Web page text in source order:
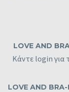
LOVE AND
Κάντε login για
LOVE AND